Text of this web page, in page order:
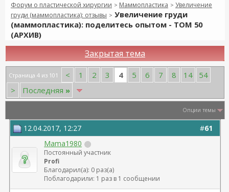
Форум о пластической хирургии > Маммопластика > Увеличение
груди (маммопластика): отзывы > Увеличение груди
(маммопластика): поделитесь опытом - ТОМ 50
(АРХИВ)
Закрытая тема
Страница 4 из 101 < 1 2 3 4 5 6 7 8 14
54
>
Последняя »
Опции темы
#61
12.04.2017, 12:27
Mama1980
Постоянный участник
Profi
Благодарил(а): 0 раз(а)
Поблагодарили: 1 раз в 1 сообщении